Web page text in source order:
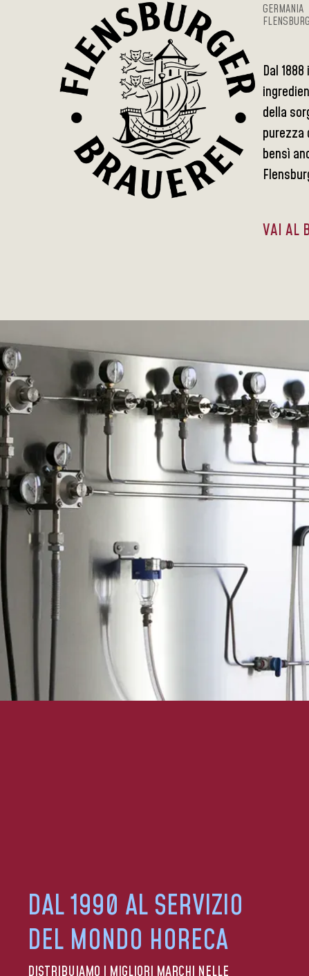
GERMANIA
FLENSBURG
Dal
della
purezza
bensì
VAI AL
DAL 1990 AL SERVIZIO
DEL MONDO HORECA
DISTRIBUIAMO I MIGLIORI MARCHI NELLE